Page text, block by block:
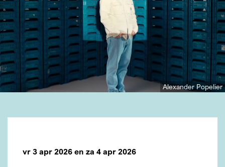
Alexander Popelier
vr 3 apr 2026 en za 4 apr 2026